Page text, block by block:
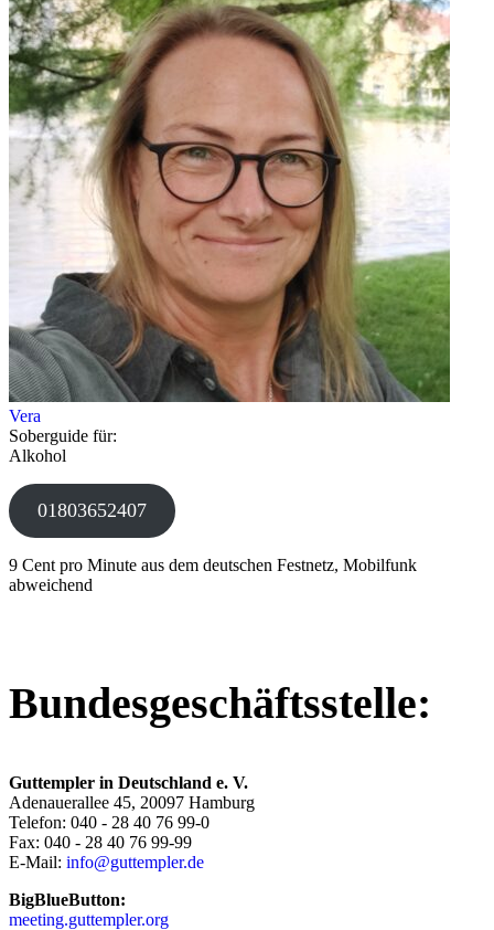
Vera
Soberguide für:
Alkohol
01803652407
9 Cent pro Minute aus dem deutschen Festnetz, Mobilfunk
abweichend
Bundesgeschäftsstelle:
Guttempler in Deutschland e. V.
Adenauerallee 45, 20097 Hamburg
Telefon: 040 - 28 40 76 99-0
Fax: 040 - 28 40 76 99-99
E-Mail: info@guttempler.de
BigBlueButton:
meeting.guttempler.org